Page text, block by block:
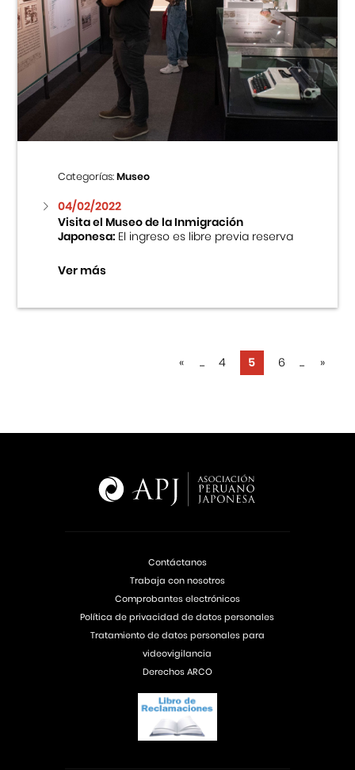
Categorías:Museo
04/02/2022
Visita el Museo de la Inmigración
Japonesa:El ingreso es libre previa reserva
Ver más
« ... 4 5 6 ... »
Contáctanos
Trabaja con nosotros
Comprobantes electrónicos
Política de privacidad de datos personales
Tratamiento de datos personales para
videovigilancia
Derechos ARCO